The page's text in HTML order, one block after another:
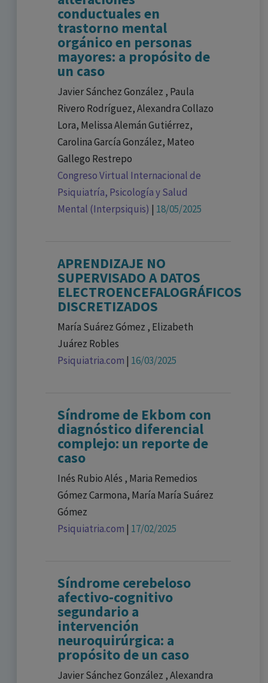
conductuales en
trastorno mental
orgánico en personas
mayores: a propósito de
un caso
Javier Sánchez González , Paula
Rivero Rodríguez, Alexandra Collazo
Lora, Melissa Alemán Gutiérrez,
Carolina García González, Mateo
Gallego Restrepo
Congreso Virtual Internacional de
Psiquiatría, Psicología y Salud
Mental (Interpsiquis) | 18/05/2025
APRENDIZAJE NO
SUPERVISADO A DATOS
ELECTROENCEFALOGRÁFICOS
DISCRETIZADOS
María Suárez Gómez , Elizabeth
Juárez Robles
Psiquiatria.com | 16/03/2025
Síndrome de Ekbom con
diagnóstico diferencial
complejo: un reporte de
caso
Inés Rubio Alés , Maria Remedios
Gómez Carmona, María María Suárez
Gómez
Psiquiatria.com | 17/02/2025
Síndrome cerebeloso
afectivo-cognitivo
segundario a
intervención
neuroquirúrgica: a
propósito de un caso
Javier Sánchez González , Alexandra